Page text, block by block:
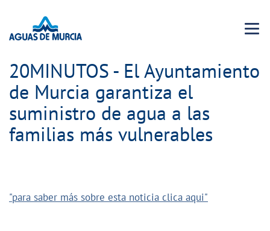
Menu
20MINUTOS - El Ayuntamiento
de Murcia garantiza el
suministro de agua a las
familias más vulnerables
"para saber más sobre esta noticia clica aqui"